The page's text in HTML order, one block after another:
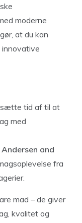
moderne
at du kan
innovative
sætte tid af til at
med
Andersen and
fra
mad – de giver
kvalitet og